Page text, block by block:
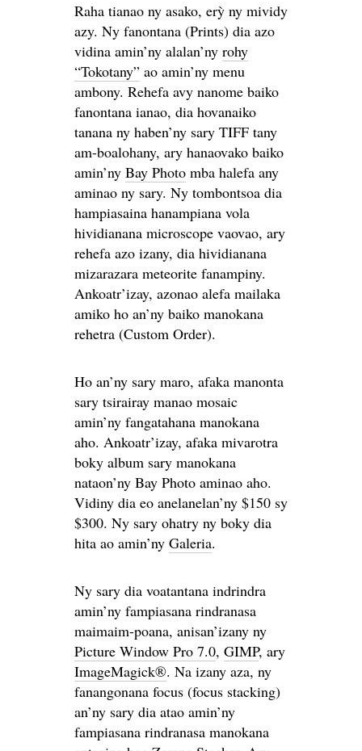
Raha tianao ny asako, erỳ ny mividy
azy. Ny fanontana (Prints) dia azo
vidina amin’ny alalan’ny rohy
“Tokotany” ao amin’ny menu
ambony. Rehefa avy nanome baiko
fanontana ianao, dia hovanaiko
tanana ny haben’ny sary TIFF tany
am-boalohany, ary hanaovako baiko
amin’ny Bay Photo mba halefa any
aminao ny sary. Ny tombontsoa dia
hampiasaina hanampiana vola
hividianana microscope vaovao, ary
rehefa azo izany, dia hividianana
mizarazara meteorite fanampiny.
Ankoatr’izay, azonao alefa mailaka
amiko ho an’ny baiko manokana
rehetra (Custom Order).
Ho an’ny sary maro, afaka manonta
sary tsirairay manao mosaic
amin’ny fangatahana manokana
aho. Ankoatr’izay, afaka mivarotra
boky album sary manokana
nataon’ny Bay Photo aminao aho.
Vidiny dia eo anelanelan’ny $150 sy
$300. Ny sary ohatry ny boky dia
hita ao amin’ny Galeria.
Ny sary dia voatantana indrindra
amin’ny fampiasana rindranasa
maimaim-poana, anisan’izany ny
Picture Window Pro 7.0, GIMP, ary
ImageMagick®. Na izany aza, ny
fanangonana focus (focus stacking)
an’ny sary dia atao amin’ny
fampiasana rindranasa manokana